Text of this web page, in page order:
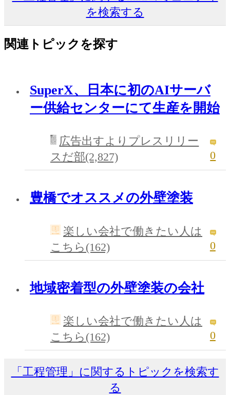
を検索する
関連トピックを探す
SuperX、日本に初のAIサーバ
ー供給センターにて生産を開始
広告出すよりプレスリリー
スだ部(2,827)
0
豊橋でオススメの外壁塗装
楽しい会社で働きたい人は
こちら(162)
0
地域密着型の外壁塗装の会社
楽しい会社で働きたい人は
こちら(162)
0
「工程管理」に関するトピックを検索す
る